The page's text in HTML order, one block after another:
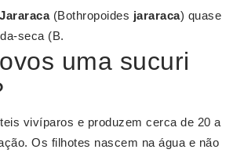
Jararaca(Bothropoides jararaca) quase
seca (B.
uma sucuri
vivíparos e produzem cerca de 20 a
Os filhotes nascem na água e não